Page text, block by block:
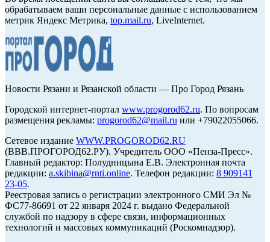
обрабатываем ваши персональные данные с использованием
метрик Яндекс Метрика, top.mail.ru, LiveInternet.
Новости Рязани и Рязанской области — Про Город Рязань
Городской интернет-портал www.progorod62.ru. По вопросам
размещения рекламы: progorod62@mail.ru или +79022055066.
Сетевое издание WWW.PROGOROD62.RU
(ВВВ.ПРОГОРОД62.РУ). Учредитель ООО «Пенза-Пресс».
Главный редактор: Полудницына Е.В. Электронная почта
редакции: a.skibina@rnti.online. Телефон редакции: 8 909141
23-05.
Реестровая запись о регистрации электронного СМИ Эл №
ФС77-86691 от 22 января 2024 г. выдано Федеральной
службой по надзору в сфере связи, информационных
технологий и массовых коммуникаций (Роскомнадзор).